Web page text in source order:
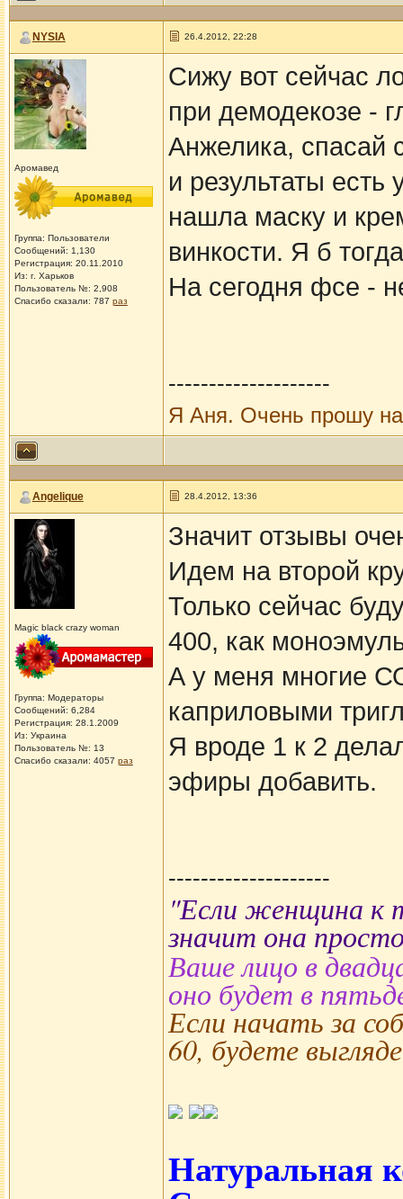
NYSIA 26.4.2012, 22:28
Аромавед
Группа: Пользователи
Сообщений: 1,130
Регистрация: 20.11.2010
Из: г. Харьков
Пользователь №: 2,908
Спасибо сказали: 787 раз
Сижу вот сейчас
при демодекозе -
Анжелика, спасай
и результаты
нашла маску и
винкости. Я б
На сегодня фсе -
--------------------
Я Аня. Очень прошу
Angelique 28.4.2012, 13:36
Magic black crazy woman
Группа: Модераторы
Сообщений: 6,284
Регистрация: 28.1.2009
Из: Украина
Пользователь №: 13
Спасибо сказали: 4057 раз
Значит отзывы
Идем на второй
Только сейчас
400, как
А у меня многие
каприловыми
Я вроде 1 к 2
эфиры добавить.
--------------------
"Если женщина к
значит она
Ваше лицо в
оно будет в
Если начать за
60, будете
Натуральная